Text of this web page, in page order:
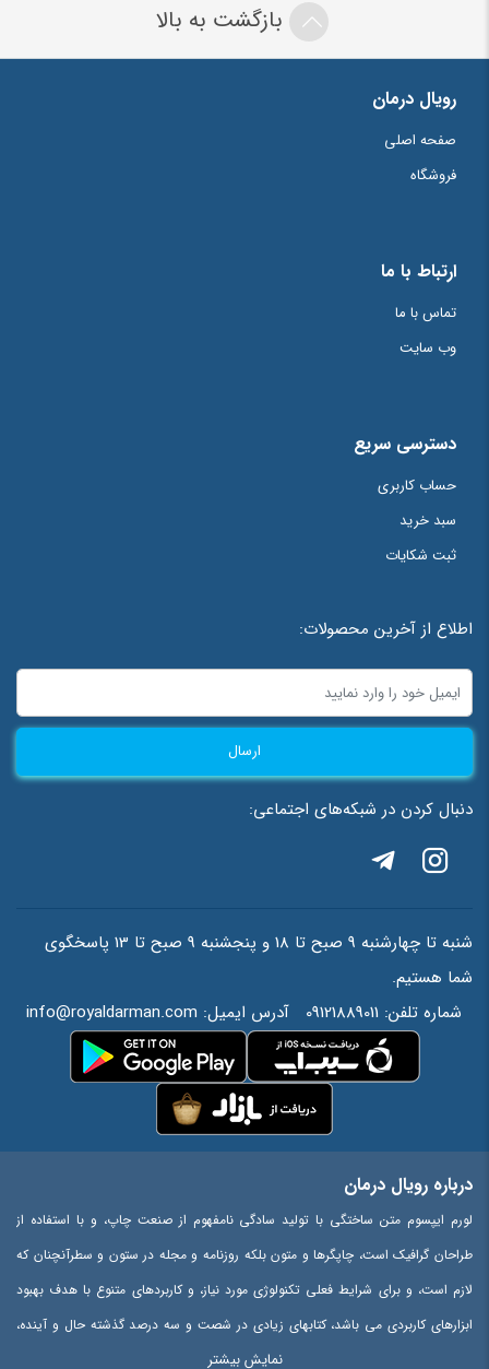
بازگشت به بالا
رویال درمان
صفحه اصلی
فروشگاه
ارتباط با ما
تماس با ما
وب سایت
دسترسی سریع
حساب کاربری
سبد خرید
ثبت شکایات
اطلاع از آخرین محصولات:
ارسال
دنبال کردن در شبکه‌های اجتماعی:
شنبه تا چهارشنبه 9 صبح تا 18 و پنجشنبه 9 صبح تا 13 پاسخگوی
شما هستیم.
شماره تلفن: 09121889011 آدرس ایمیل: info@royaldarman.com
درباره رویال درمان
لورم ایپسوم متن ساختگی با تولید سادگی نامفهوم از صنعت چاپ، و با استفاده از
طراحان گرافیک است، چاپگرها و متون بلکه روزنامه و مجله در ستون و سطرآنچنان که
لازم است، و برای شرایط فعلی تکنولوژی مورد نیاز، و کاربردهای متنوع با هدف بهبود
ابزارهای کاربردی می باشد، کتابهای زیادی در شصت و سه درصد گذشته حال و آینده،
شناخت فراوان جامعه و متخصصان را می طلبد، تا با نرم افزارها شناخت بیشتری را
نمایش بیشتر